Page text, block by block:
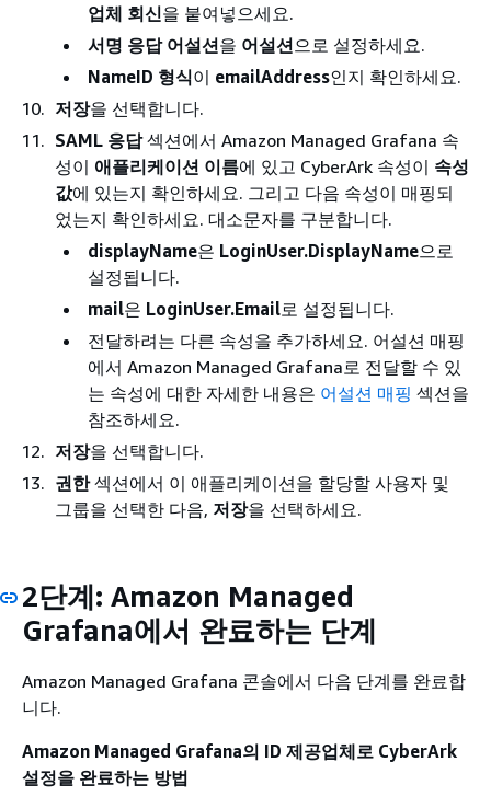
업체 회신을 붙여넣으세요.
서명 응답 어설션을 어설션으로 설정하세요.
NameID 형식이 emailAddress인지 확인하세요.
저장을 선택합니다.
SAML 응답섹션에서 Amazon Managed Grafana 속
성이 애플리케이션 이름에 있고 CyberArk 속성이 속성
값에 있는지 확인하세요. 그리고 다음 속성이 매핑되
었는지 확인하세요. 대소문자를 구분합니다.
displayName은 LoginUser.DisplayName으로
설정됩니다.
mail은 LoginUser.Email로 설정됩니다.
전달하려는 다른 속성을 추가하세요. 어설션 매핑
에서 Amazon Managed Grafana로 전달할 수 있
는 속성에 대한 자세한 내용은 어설션 매핑 섹션을
참조하세요.
저장을 선택합니다.
권한섹션에서 이 애플리케이션을 할당할 사용자 및
그룹을 선택한 다음, 저장을 선택하세요.
2단계: Amazon Managed
Grafana에서 완료하는 단계
Amazon Managed Grafana 콘솔에서 다음 단계를 완료합
니다.
Amazon Managed Grafana의 ID 제공업체로 CyberArk
설정을 완료하는 방법